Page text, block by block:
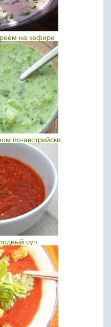
на кефире
по-австрийски
суп